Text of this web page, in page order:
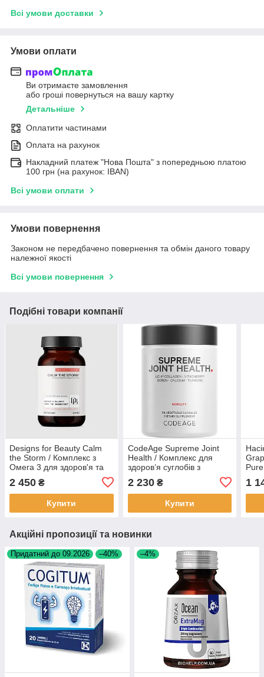
Всі умови доставки
Умови оплати
Ви отримаєте замовлення
або гроші повернуться на вашу картку
Детальніше
Оплатити частинами
Оплата на рахунок
Накладний платеж "Нова Пошта" з попередньою платою
100 грн (на рахунок: IBAN)
Всі умови оплати
Умови повернення
Законом не передбачено повернення та обмін даного товару
належної якості
Всі умови повернення
Подібні товари компанії
Designs for Beauty Calm
the Storm / Комплекс з
Омега 3 для здоров'я та
молодості шкіри 60 капсул
BX336
2 450 ₴
Купити
CodeAge Supreme Joint
Health / Комплекс для
здоров’я суглобів з
BX862
2 230₴
Купити
1
Акційні пропозиції та новинки
Придатний до 09.2026 –40% –4%